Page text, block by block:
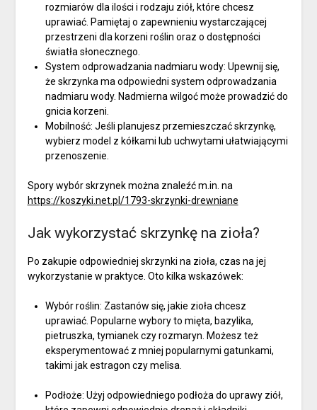
rozmiarów dla ilości i rodzaju ziół, które chcesz
uprawiać. Pamiętaj o zapewnieniu wystarczającej
przestrzeni dla korzeni roślin oraz o dostępności
światła słonecznego.
System odprowadzania nadmiaru wody: Upewnij się,
że skrzynka ma odpowiedni system odprowadzania
nadmiaru wody. Nadmierna wilgoć może prowadzić do
gnicia korzeni.
Mobilność: Jeśli planujesz przemieszczać skrzynkę,
wybierz model z kółkami lub uchwytami ułatwiającymi
przenoszenie.
Spory wybór skrzynek można znaleźć m.in. na
https://koszyki.net.pl/1793-skrzynki-drewniane
Jak wykorzystać skrzynkę na zioła?
Po zakupie odpowiedniej skrzynki na zioła, czas na jej
wykorzystanie w praktyce. Oto kilka wskazówek:
Wybór roślin: Zastanów się, jakie zioła chcesz
uprawiać. Popularne wybory to mięta, bazylika,
pietruszka, tymianek czy rozmaryn. Możesz też
eksperymentować z mniej popularnymi gatunkami,
takimi jak estragon czy melisa.
Podłoże: Użyj odpowiedniego podłoża do uprawy ziół,